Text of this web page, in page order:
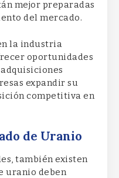
mejor preparadas
del mercado.
la industria
oportunidades
expandir su
competitiva en
de Uranio
también existen
uranio deben